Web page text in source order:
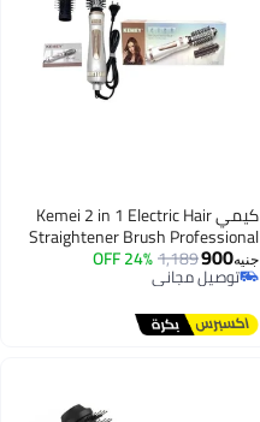
كيمي Kemei 2 in 1 Electric Hair
Straightener Brush Professional
Hot Air Hair Straightener Brush for
Curling Hair Dryer Negative Ion
جنيه900
1,189
24% OFF
توصيل مجاني